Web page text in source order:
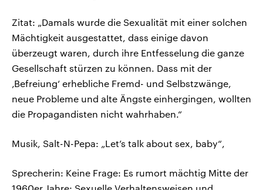
Zitat: „Damals wurde die Sexualität mit einer solchen
Mächtigkeit ausgestattet, dass einige davon
überzeugt waren, durch ihre Entfesselung die ganze
Gesellschaft stürzen zu können. Dass mit der
‚Befreiung‘ erhebliche Fremd- und Selbstzwänge,
neue Probleme und alte Ängste einhergingen, wollten
die Propagandisten nicht wahrhaben.“
Musik, Salt-N-Pepa: „Let’s talk about sex, baby“,
Sprecherin: Keine Frage: Es rumort mächtig Mitte der